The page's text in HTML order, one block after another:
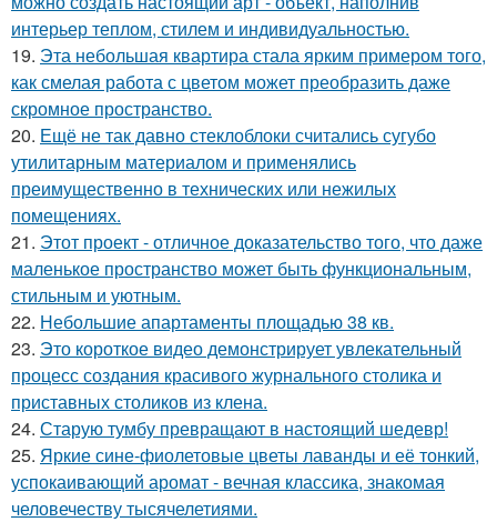
интерьер теплом, стилем и индивидуальностью.
19. Эта небольшая квартира стала ярким примером того,
как смелая работа с цветом может преобразить даже
скромное пространство.
20. Ещё не так давно стеклоблоки считались сугубо
утилитарным материалом и применялись
преимущественно в технических или нежилых
помещениях.
21. Этот проект - отличное доказательство того, что даже
маленькое пространство может быть функциональным,
стильным и уютным.
22. Небольшие апартаменты площадью 38 кв.
23. Это короткое видео демонстрирует увлекательный
процесс создания красивого журнального столика и
приставных столиков из клена.
24. Старую тумбу превращают в настоящий шедевр!
25. Яркие сине-фиолетовые цветы лаванды и её тонкий,
успокаивающий аромат - вечная классика, знакомая
человечеству тысячелетиями.